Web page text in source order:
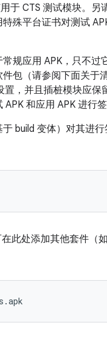
于 CTS 测试模块。 另
殊平台证书对测试
规应用 APK，只不过
包（请参阅下面关于
置，并且插桩模块应保
和应用 APK 进行签
build 变体）对其进
此处添加其他套件（如